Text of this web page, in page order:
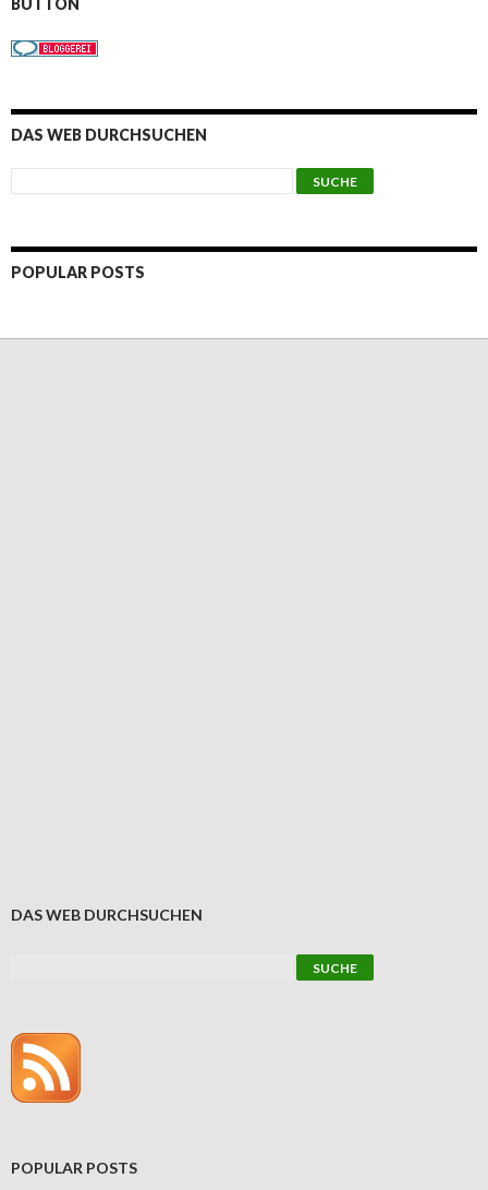
BUTTON
DAS WEB DURCHSUCHEN
POPULAR POSTS
DAS WEB DURCHSUCHEN
POPULAR POSTS